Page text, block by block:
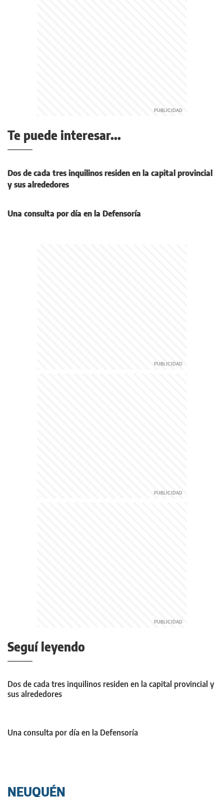
Te puede interesar...
Dos de cada tres inquilinos residen en la capital provincial
y sus alrededores
Una consulta por día en la Defensoría
Seguí leyendo
Dos de cada tres inquilinos residen en la capital provincial y
sus alrededores
Una consulta por día en la Defensoría
NEUQUÉN